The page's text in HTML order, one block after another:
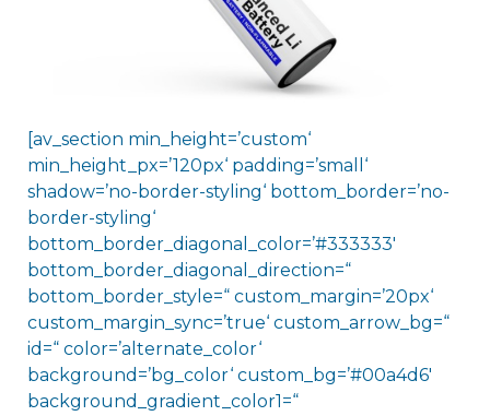
[av_section min_height=’custom‘
min_height_px=’120px‘ padding=’small‘
shadow=’no-border-styling‘ bottom_border=’no-
border-styling‘
bottom_border_diagonal_color=’#333333′
bottom_border_diagonal_direction=“
bottom_border_style=“ custom_margin=’20px‘
custom_margin_sync=’true‘ custom_arrow_bg=“
id=“ color=’alternate_color‘
background=’bg_color‘ custom_bg=’#00a4d6′
background_gradient_color1=“